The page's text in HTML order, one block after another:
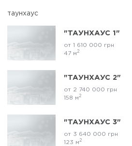
таунхаус
"ТАУНХАУС 1"
от 1 610 000 грн
47 м 2
"ТАУНХАУС 2"
от 2 740 000 грн
158 м 2
"ТАУНХАУС 3"
от 3 640 000 грн
123 м 2